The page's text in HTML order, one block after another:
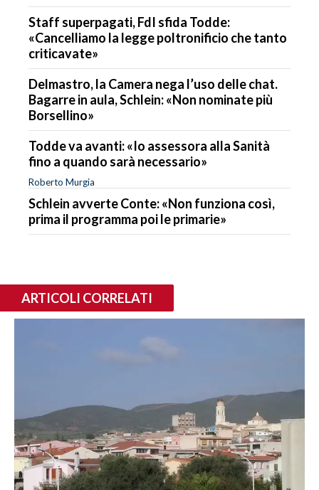
Staff superpagati, FdI sfida Todde:
«Cancelliamo la legge poltronificio che tanto
criticavate»
Delmastro, la Camera nega l’uso delle chat.
Bagarre in aula, Schlein: «Non nominate più
Borsellino»
Todde va avanti: «Io assessora alla Sanità
fino a quando sarà necessario»
Roberto Murgia
Schlein avverte Conte: «Non funziona così,
prima il programma poi le primarie»
ARTICOLI CORRELATI